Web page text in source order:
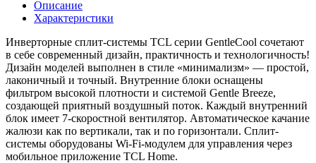
Описание
Характеристики
Инверторные сплит-системы TCL серии GentleCool сочетают
в себе современный дизайн, практичность и технологичность!
Дизайн моделей выполнен в стиле «минимализм» — простой,
лаконичный и точный. Внутренние блоки оснащены
фильтром высокой плотности и системой Gentle Breeze,
создающей приятный воздушный поток. Каждый внутренний
блок имеет 7-скоростной вентилятор. Автоматическое качание
жалюзи как по вертикали, так и по горизонтали. Сплит-
системы оборудованы Wi-Fi-модулем для управления через
мобильное приложение TCL Home.